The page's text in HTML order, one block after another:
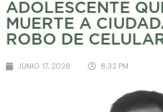
ADOLESCENTE
MUERTE A
ROBO DE
JUNIO 17, 2026 8:32 PM